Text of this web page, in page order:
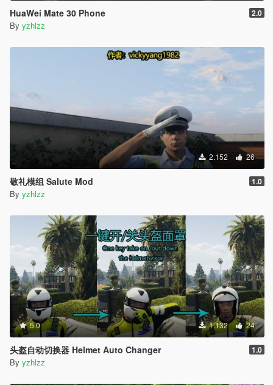
HuaWei Mate 30 Phone 2.0
By yzhlzz
2.152 26
敬礼模组 Salute Mod 1.0
By yzhlzz
5.0 1.132 24
头盔自动切换器 Helmet Auto Changer 1.0
By yzhlzz